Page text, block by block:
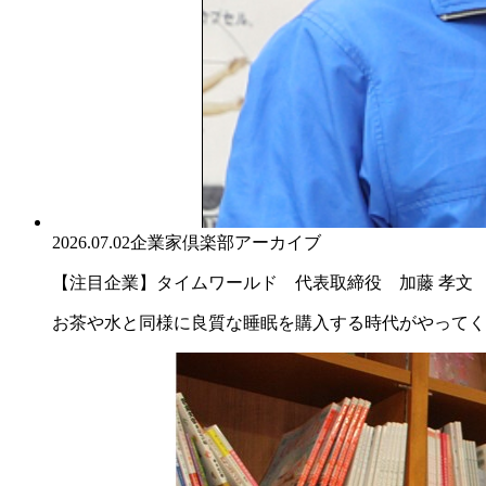
2026.07.02企業家倶楽部アーカイブ
【注目企業】タイムワールド 代表取締役 加藤 孝文
お茶や水と同様に良質な睡眠を購入する時代がやって